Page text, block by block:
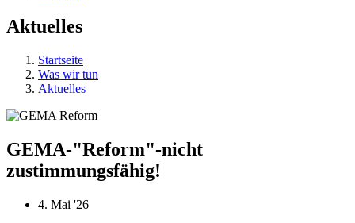
Aktuelles
Startseite
Was wir tun
Aktuelles
GEMA-"Reform"-nicht
zustimmungsfähig!
4. Mai '26